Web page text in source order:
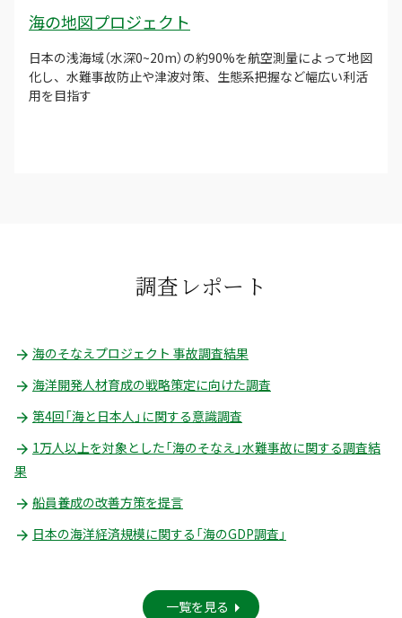
海の地図プロジェクト
日本の浅海域（水深0~20m）の約90%を航空測量によって地図
化し、水難事故防止や津波対策、生態系把握など幅広い利活
用を目指す
調査レポート
海のそなえプロジェクト 事故調査結果
海洋開発人材育成の戦略策定に向けた調査
第4回「海と日本人」に関する意識調査
1万人以上を対象とした「海のそなえ」水難事故に関する調査結
果
船員養成の改善方策を提言
日本の海洋経済規模に関する「海のGDP調査」
一覧を見る